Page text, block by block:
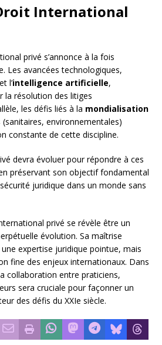
International
privé s’annonce à la fois
Les avancées technologiques,
et l’intelligence artificielle,
la résolution des litiges
les défis liés à la mondialisation
(sanitaires, environnementales)
constante de cette discipline.
devra évoluer pour répondre à ces
préservant son objectif fondamental
juridique dans un monde sans
privé se révèle être un
évolution. Sa maîtrise
expertise juridique pointue, mais
fine des enjeux internationaux. Dans
collaboration entre praticiens,
sera cruciale pour façonner un
des défis du XXIe siècle.